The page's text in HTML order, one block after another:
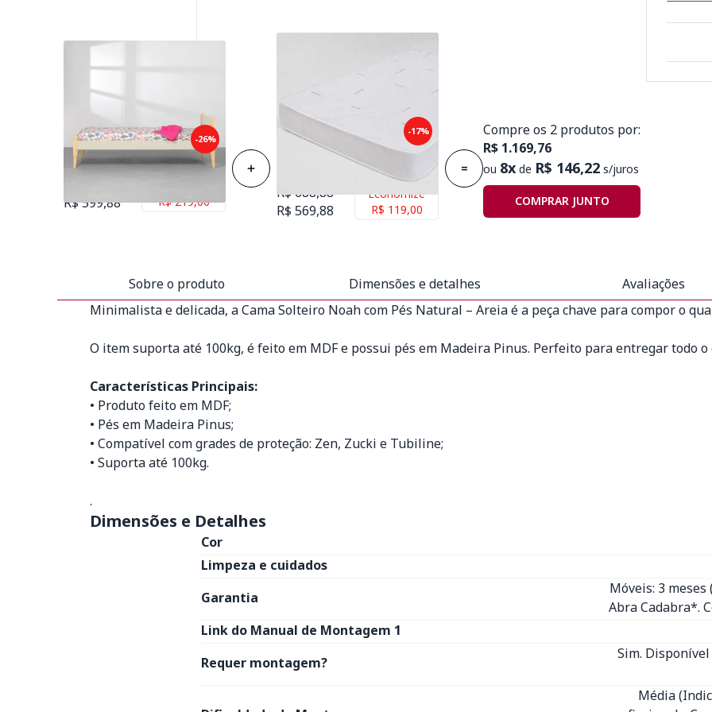
-26%
Cama Solteiro Noah com Pés
Natural – Areia
R$ 599,88
R$ 219,00
-17%
Colchão de Espuma Plummi
Solteiro 88cmx1,88mx14cm
R$ 688,88
R$ 569,88
Economize
R$ 119,00
=
Compre os 2 produtos por:
R$ 1.169,76
ou 8x de R$ 146,22 s/juros
COMPRAR JUNTO
Sobre o produto Dimensões e detalhes
Avaliações
Minimalista e delicada, a Cama Solteiro Noah com Pés Natural – Areia é a peça chave para compor o
O item suporta até 100kg, é feito em MDF e possui pés em Madeira Pinus. Perfeito para entregar todo
Características Principais:
• Produto feito em MDF;
• Pés em Madeira Pinus;
• Compatível com grades de proteção: Zen, Zucki e Tubiline;
• Suporta até 100kg.
.
Dimensões e Detalhes
Cor
Limpeza e cuidados
Garantia
Móveis: 3
Abra Cadabra*.
Link do Manual de Montagem 1
Requer montagem?
Sim. Disponível
Média